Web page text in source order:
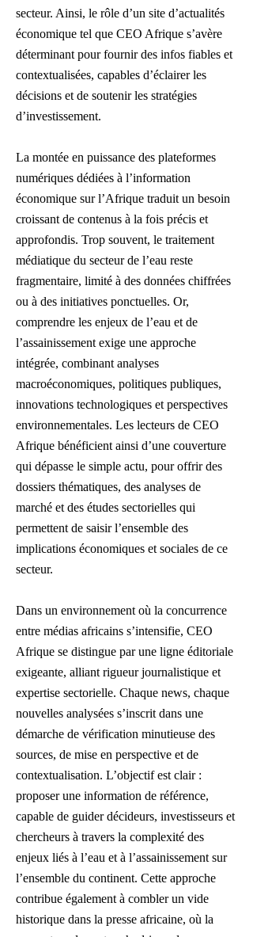
secteur. Ainsi, le rôle d’un site d’actualités
économique tel que CEO Afrique s’avère
déterminant pour fournir des infos fiables et
contextualisées, capables d’éclairer les
décisions et de soutenir les stratégies
d’investissement.
La montée en puissance des plateformes
numériques dédiées à l’information
économique sur l’Afrique traduit un besoin
croissant de contenus à la fois précis et
approfondis. Trop souvent, le traitement
médiatique du secteur de l’eau reste
fragmentaire, limité à des données chiffrées
ou à des initiatives ponctuelles. Or,
comprendre les enjeux de l’eau et de
l’assainissement exige une approche
intégrée, combinant analyses
macroéconomiques, politiques publiques,
innovations technologiques et perspectives
environnementales. Les lecteurs de CEO
Afrique bénéficient ainsi d’une couverture
qui dépasse le simple actu, pour offrir des
dossiers thématiques, des analyses de
marché et des études sectorielles qui
permettent de saisir l’ensemble des
implications économiques et sociales de ce
secteur.
Dans un environnement où la concurrence
entre médias africains s’intensifie, CEO
Afrique se distingue par une ligne éditoriale
exigeante, alliant rigueur journalistique et
expertise sectorielle. Chaque news, chaque
nouvelles analysées s’inscrit dans une
démarche de vérification minutieuse des
sources, de mise en perspective et de
contextualisation. L’objectif est clair :
proposer une information de référence,
capable de guider décideurs, investisseurs et
chercheurs à travers la complexité des
enjeux liés à l’eau et à l’assainissement sur
l’ensemble du continent. Cette approche
contribue également à combler un vide
historique dans la presse africaine, où la